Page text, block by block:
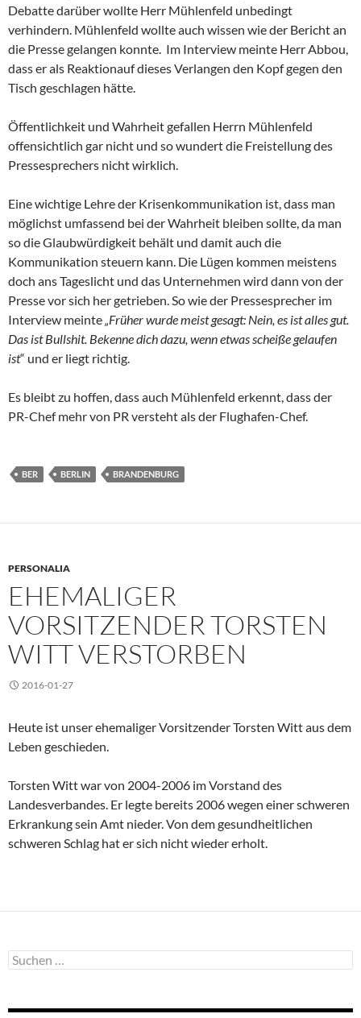
Debatte darüber wollte Herr Mühlenfeld unbedingt
verhindern. Mühlenfeld wollte auch wissen wie der Bericht an
die Presse gelangen konnte. Im Interview meinte Herr Abbou,
dass er als Reaktionauf dieses Verlangen den Kopf gegen den
Tisch geschlagen hätte.
Öffentlichkeit und Wahrheit gefallen Herrn Mühlenfeld
offensichtlich gar nicht und so wundert die Freistellung des
Pressesprechers nicht wirklich.
Eine wichtige Lehre der Krisenkommunikation ist, dass man
möglichst umfassend bei der Wahrheit bleiben sollte, da man
so die Glaubwürdigkeit behält und damit auch die
Kommunikation steuern kann. Die Lügen kommen meistens
doch ans Tageslicht und das Unternehmen wird dann von der
Presse vor sich her getrieben. So wie der Pressesprecher im
Interview meinte„Früher wurde meist gesagt: Nein, es ist alles gut.
Das ist Bullshit. Bekenne dich dazu, wenn etwas scheiße gelaufen
ist“ und er liegt richtig.
Es bleibt zu hoffen, dass auch Mühlenfeld erkennt, dass der
PR-Chef mehr von PR versteht als der Flughafen-Chef.
BER BERLIN BRANDENBURG
PERSONALIA
EHEMALIGER
VORSITZENDER TORSTEN
WITT VERSTORBEN
2016-01-27
Heute ist unser ehemaliger Vorsitzender Torsten Witt aus dem
Leben geschieden.
Torsten Witt war von 2004-2006 im Vorstand des
Landesverbandes. Er legte bereits 2006 wegen einer schweren
Erkrankung sein Amt nieder. Von dem gesundheitlichen
schweren Schlag hat er sich nicht wieder erholt.
Suchen
nach: